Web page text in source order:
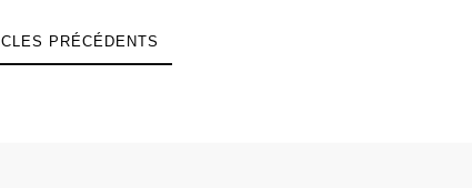
PRÉCÉDENTS